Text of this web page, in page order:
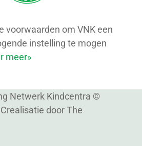
voorwaarden om VNK een
instelling te mogen
meer»
Netwerk Kindcentra ©
doorThe